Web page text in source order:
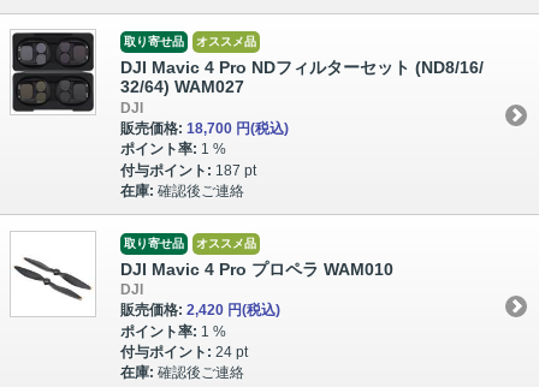
取り寄せ品 オススメ品
DJI Mavic 4 Pro NDフィルターセット (ND8/16/
32/64) WAM027
DJI
販売価格: 18,700 円(税込)
ポイント率: 1 %
付与ポイント: 187 pt
在庫: 確認後ご連絡
取り寄せ品 オススメ品
DJI Mavic 4 Pro プロペラ WAM010
DJI
販売価格: 2,420 円(税込)
ポイント率: 1 %
付与ポイント: 24 pt
在庫: 確認後ご連絡